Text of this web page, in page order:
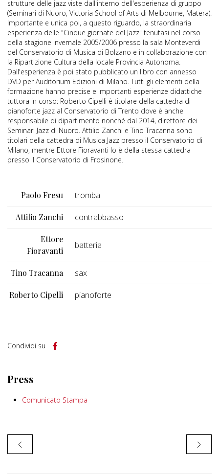
strutture delle jazz viste dall'interno dell'esperienza di gruppo
(Seminari di Nuoro, Victoria School of Arts di Melbourne, Matera).
Importante e unica poi, a questo riguardo, la straordinaria
esperienza delle "Cinque giornate del Jazz" tenutasi nel corso
della stagione invernale 2005/2006 presso la sala Monteverdi
del Conservatorio di Musica di Bolzano e in collaborazione con
la Ripartizione Cultura della locale Provincia Autonoma.
Dall'esperienza è poi stato pubblicato un libro con annesso
DVD per Auditorium Edizioni di Milano. Tutti gli elementi della
formazione hanno precise e importanti esperienze didattiche
tuttora in corso: Roberto Cipelli è titolare della cattedra di
pianoforte jazz al Conservatorio di Trento dove è anche
responsabile di dipartimento nonché dal 2014, direttore dei
Seminari Jazz di Nuoro. Attilio Zanchi e Tino Tracanna sono
titolari della cattedra di Musica Jazz presso il Conservatorio di
Milano, mentre Ettore Fioravanti lo è della stessa cattedra
presso il Conservatorio di Frosinone.
Paolo Fresu tromba
Attilio Zanchi contrabbasso
Ettore
Fioravanti
batteria
Tino Tracanna sax
Roberto Cipelli pianoforte
Condividi su
Press
Comunicato Stampa